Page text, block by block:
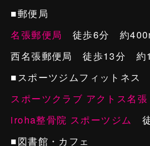
■郵便局
名張郵便局
徒歩6分 約
西名張郵便局 徒歩13分 約
■スポーツジムフィットネス
スポーツクラブ アクトス名張
iroha整骨院 スポーツジム
■図書館・カフェ